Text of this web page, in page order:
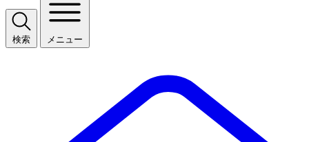
検索 メニュー